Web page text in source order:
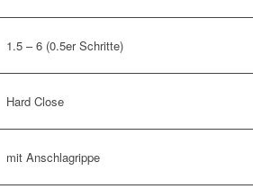
1.5 – 6 (0.5er Schritte)
Hard Close
mit Anschlagrippe